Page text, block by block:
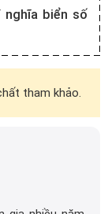
nghĩa biển số
tham khảo.